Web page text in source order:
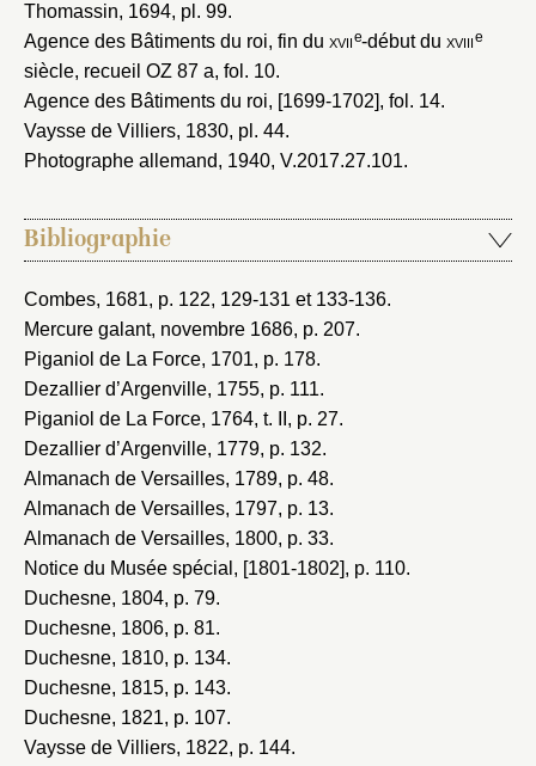
Thomassin, 1694, pl. 99.
Agence des Bâtiments du roi, fin du xviie-début du xviiie
siècle, recueil OZ 87 a, fol. 10.
Agence des Bâtiments du roi, [1699-1702], fol. 14.
Vaysse de Villiers, 1830, pl. 44.
Photographe allemand, 1940, V.2017.27.101.
Bibliographie
Combes, 1681, p. 122, 129-131 et 133-136.
Mercure galant, novembre 1686, p. 207.
Piganiol de La Force, 1701, p. 178.
Dezallier d’Argenville, 1755, p. 111.
Piganiol de La Force, 1764, t. II, p. 27.
Dezallier d’Argenville, 1779, p. 132.
Almanach de Versailles, 1789, p. 48.
Almanach de Versailles, 1797, p. 13.
Almanach de Versailles, 1800, p. 33.
Notice du Musée spécial, [1801-1802], p. 110.
Duchesne, 1804, p. 79.
Duchesne, 1806, p. 81.
Duchesne, 1810, p. 134.
Duchesne, 1815, p. 143.
Duchesne, 1821, p. 107.
Vaysse de Villiers, 1822, p. 144.